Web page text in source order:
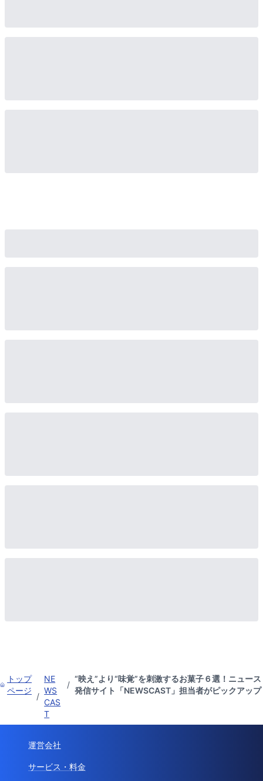
トップ
ページ
/
NE
WS
CAS
T
/
“映え”より“味覚”を刺激するお菓子６選！ニュース
発信サイト「NEWSCAST」担当者がピックアップ
運営会社
サービス・料金